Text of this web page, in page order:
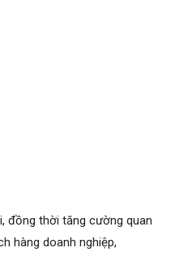
đồng thời tăng cường quan
hàng doanh nghiệp,